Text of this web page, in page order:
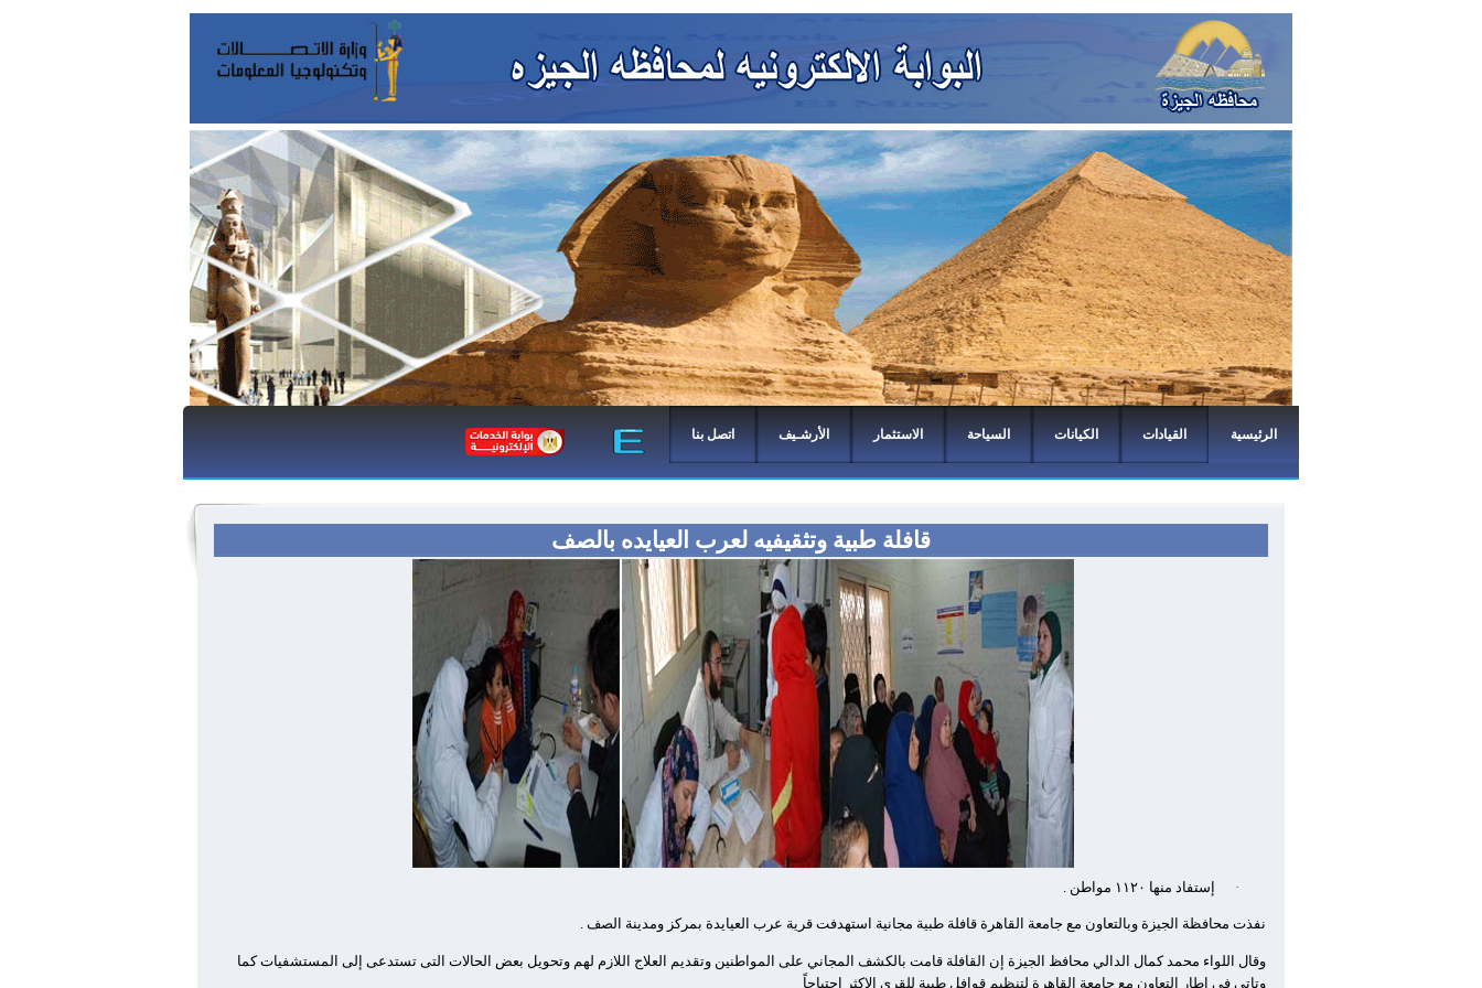
الرئيسية القيادات الكيانات السياحة الاستثمار الأرشـيف اتصل بنا
قافلة طبية وتثقيفيه لعرب العيايده بالصف
· إستفاد منها ١١٢٠ مواطن .
نفذت محافظة الجيزة وبالتعاون مع جامعة القاهرة قافلة طبية مجانية استهدفت قرية عرب العيايدة بمركز ومدينة الصف .
وقال اللواء محمد كمال الدالي محافظ الجيزة إن القافلة قامت بالكشف المجاني على المواطنين وتقديم العلاج اللازم لهم وتحويل بعض الحالات التى تستدعى إلى المستشفيات كما
وتاتى فى اطار التعاون مع جامعة القاهرة لتنظيم قوافل طبية للقرى الاكثر احتياجاً